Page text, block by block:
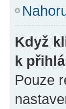
Když
k
Pouze